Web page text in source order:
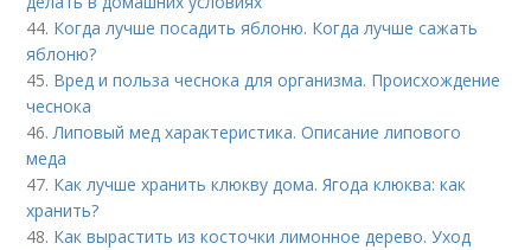
44. Когда лучше посадить яблоню. Когда лучше сажать
яблоню?
45. Вред и польза чеснока для организма. Происхождение
чеснока
46.Липовый мед характеристика. Описание липового
меда
47. Как лучше хранить клюкву дома. Ягода клюква: как
хранить?
48. Как вырастить из косточки лимонное дерево. Уход